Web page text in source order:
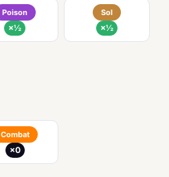
Poison
×½
Sol
×½
Combat
×0